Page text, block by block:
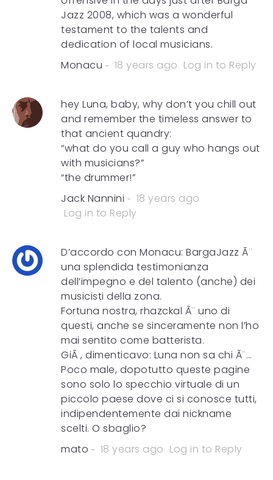
Jazz 2008, which was a wonderful
testament to the talents and
dedication of local musicians.
Monacu
18 years ago Log in to Reply
hey Luna, baby, why don’t you chill out
and remember the timeless answer to
that ancient quandry:
“what do you call a guy who hangs out
with musicians?”
“the drummer!”
Jack Nannini
18 years ago
Log in to Reply
D’accordo con Monacu: BargaJazz Ã¨
una splendida testimonianza
dell’impegno e del talento (anche) dei
musicisti della zona.
Fortuna nostra, rhazckal Ã¨ uno di
questi, anche se sinceramente non l’ho
mai sentito come batterista.
GiÃ , dimenticavo: Luna non sa chi Ã¨…
Poco male, dopotutto queste pagine
sono solo lo specchio virtuale di un
piccolo paese dove ci si conosce tutti,
indipendentemente dai nickname
scelti. O sbaglio?
mato
18 years ago Log in to Reply